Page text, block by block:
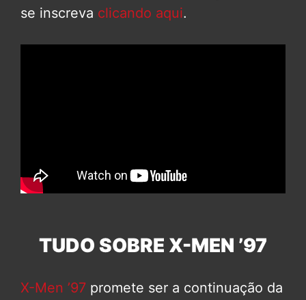
se inscreva clicando aqui.
TUDO SOBRE X-MEN ’97
X-Men ’97 promete ser a continuação da